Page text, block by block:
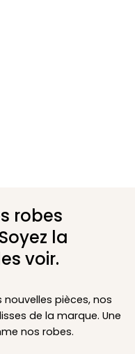
robes
la
voir.
pièces, nos
de la marque. Une
nos robes.